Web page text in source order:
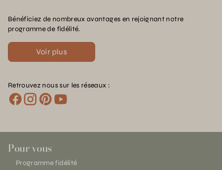
Bénéficiez de nombreux avantages en rejoignant notre
programme de fidélité.
Voir plus
Retrouvez nous sur les réseaux :
Pour vous
Programme fidélité